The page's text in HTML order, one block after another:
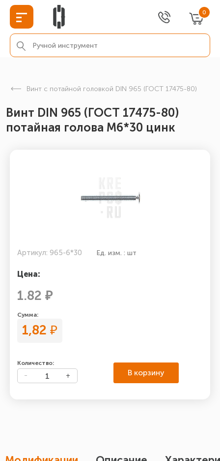
0
Винт с потайной головкой DIN 965 (ГОСТ 17475-80)
Винт DIN 965 (ГОСТ 17475-80)
потайная голова М6*30 цинк
Артикул: 965-6*30 Ед. изм. : шт
Цена:
1.82 ₽
Сумма:
1,82 ₽
Количество:
В корзину